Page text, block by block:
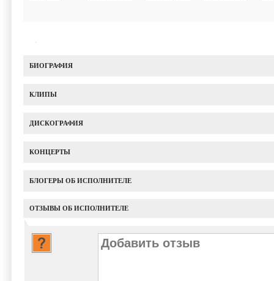
БИОГРАФИЯ
КЛИПЫ
ДИСКОГРАФИЯ
КОНЦЕРТЫ
БЛОГЕРЫ ОБ ИСПОЛНИТЕЛЕ
ОТЗЫВЫ ОБ ИСПОЛНИТЕЛЕ